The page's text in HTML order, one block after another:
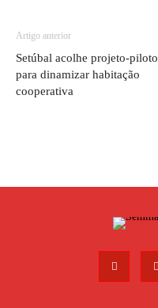
Artigo anterior
Setúbal acolhe projeto-piloto
para dinamizar habitação
cooperativa